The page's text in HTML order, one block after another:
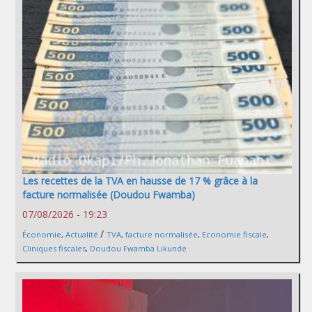
Les recettes de la TVA en hausse de 17 % grâce à la
facture normalisée (Doudou Fwamba)
07/08/2026 - 19:23
Économie, Actualité / TVA, facture normalisée, Economie fiscale,
Cliniques fiscales, Doudou Fwamba Likunde